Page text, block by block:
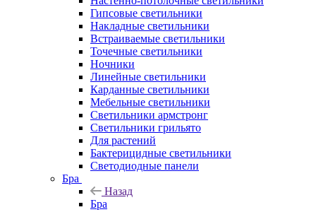
Гипсовые светильники
Накладные светильники
Встраиваемые светильники
Точечные светильники
Ночники
Линейные светильники
Карданные светильники
Мебельные светильники
Светильники армстронг
Светильники грильято
Для растений
Бактерицидные светильники
Светодиодные панели
Бра
Назад
Бра